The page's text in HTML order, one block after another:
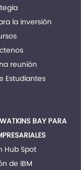
la inversión
reunión
Estudiantes
BAY PARA
Hub Spot
de IBM